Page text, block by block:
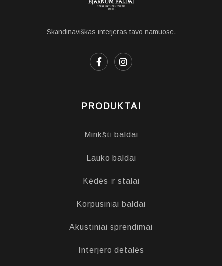
Skandinaviškas interjeras tavo namuose.
PRODUKTAI
Minkšti baldai
Lauko baldai
Kėdės ir stalai
Korpusiniai baldai
Akustiniai sprendimai
Interjero detalės